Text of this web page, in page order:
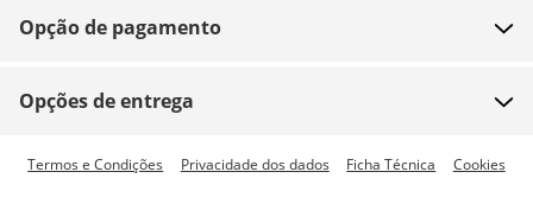
Pagamento
Devoluções
Tracking de encomenda
Emprego
Blue World
Opção de pagamento
Opções de entrega
Envio expresso disponível
Termos e Condições Privacidade dos dados Ficha Técnica Cookies